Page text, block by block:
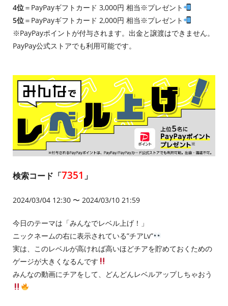
4位＝PayPayギフトカード 3,000円 相当※プレゼント
5位＝PayPayギフトカード 2,000円 相当※プレゼント
※PayPayポイントが付与されます。出金と譲渡はできません。
PayPay公式ストアでも利用可能です。
検索コード「7351 」
2024/03/04 12:30 〜 2024/03/10 21:59
今日のテーマは「みんなでレベル上げ！」
ニックネームの右に表示されている”チアLv”
実は、このレベルが高ければ高いほどチアを貯めておくための
ゲージが大きくなるんです
みんなの動画にチアをして、どんどんレベルアップしちゃおう